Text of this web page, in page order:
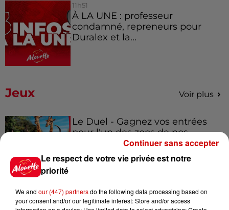
11h51
À LA UNE : professeur
condamné, repreneurs pour
Duralex et la...
Jeux Voir plus
Le Duel - Gagnez vos entrées
pour l'un des zoos de nos
Gagnez vos places pour le
Festival du Roi Arthur 2026 !
Le respect de votre vie privée est notre
priorité
We and our (447) partnersdo the following data processing based on
your consent and/or our legitimate interest: Store and/or access
Continuer sans accepter